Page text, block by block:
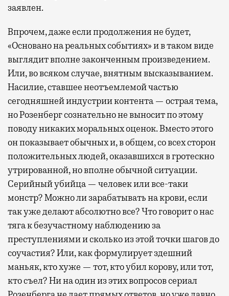
заявлен.
Впрочем, даже если продолжения не будет,
«Основано на реальных событиях» и в таком виде
выглядит вполне законченным произведением.
Или, во всяком случае, внятным высказыванием.
Насилие, ставшее неотъемлемой частью
сегодняшней индустрии контента — острая тема,
но Розенберг сознательно не выносит по этому
поводу никаких моральных оценок. Вместо этого
он показывает обычных и, в общем, со всех сторон
положительных людей, оказавшихся в гротескно
утрированной, но вполне обычной ситуации.
Серийный убийца — человек или все-таки
монстр? Можно ли зарабатывать на крови, если
так уже делают абсолютно все? Что говорит о нас
тяга к безучастному наблюдению за
преступлениями и сколько из этой точки шагов до
соучастия? Или, как формулирует здешний
маньяк, кто хуже — тот, кто убил корову, или тот,
кто съел? Ни на один из этих вопросов сериал